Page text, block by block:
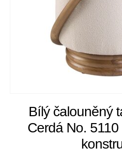
Bílý čalouněný
Cerdá No.